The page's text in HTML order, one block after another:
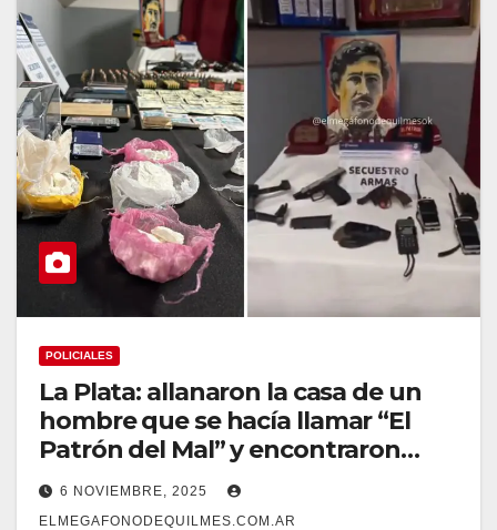
POLICIALES
La Plata: allanaron la casa de un
hombre que se hacía llamar “El
Patrón del Mal” y encontraron
droga, dinero y armas
6 NOVIEMBRE, 2025
ELMEGAFONODEQUILMES.COM.AR